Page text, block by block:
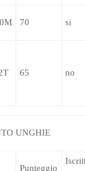
70 si
65 no
UNGHIE
Punteggio